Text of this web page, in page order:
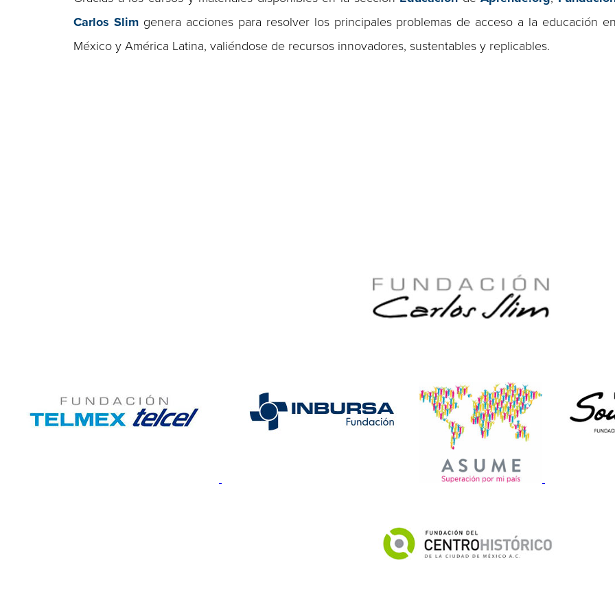
Carlos Slim genera acciones para resolver los principales problemas de acceso a la educación
México y América Latina, valiéndose de recursos innovadores, sustentables y replicables.